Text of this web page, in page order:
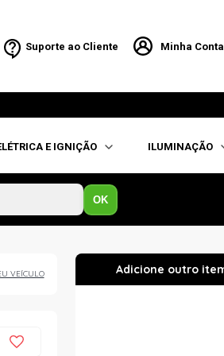
Suporte ao Cliente Minha Conta
E IGNIÇÃO ILUMINAÇÃO
OK
VEÍCULO